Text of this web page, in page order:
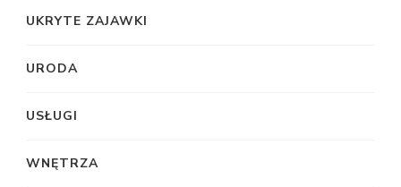
UKRYTE ZAJAWKI
URODA
USŁUGI
WNĘTRZA